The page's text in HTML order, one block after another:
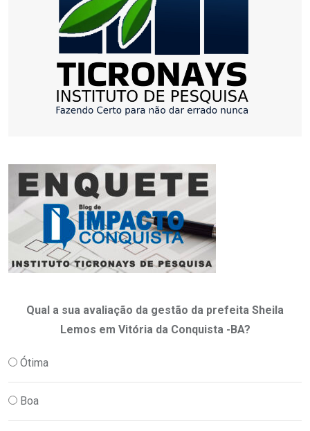
Qual a sua avaliação da gestão da prefeita Sheila
Lemos em Vitória da Conquista -BA?
Ótima
Boa